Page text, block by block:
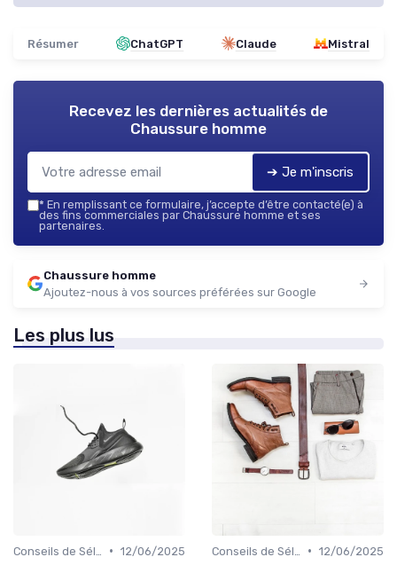
Résumer ChatGPT Claude Mistral
Recevez les dernières actualités de
Chaussure homme
➔ Je m'inscris
* En remplissant ce formulaire, j’accepte d’être contacté(e) à
des fins commerciales par Chaussure homme et ses
partenaires.
Chaussure homme
Ajoutez-nous à vos sources préférées sur Google
Les plus lus
• 12/06/2025 • 12/06/2025